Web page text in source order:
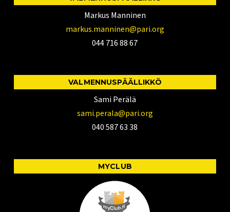
Markus Manninen
markus.manninen@pari.org
044 716 88 67
VALMENNUSPÄÄLLIKKÖ
Sami Perälä
sami.perala@pari.org
040 587 63 38
MYCLUB